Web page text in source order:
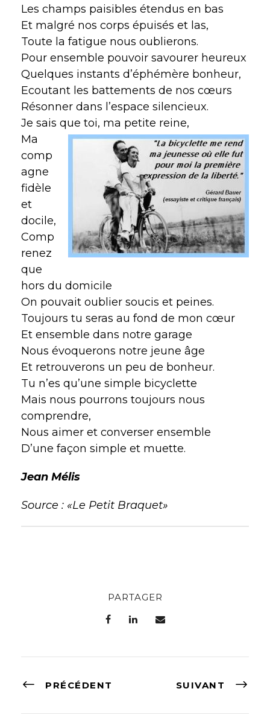
Les champs paisibles étendus en bas
Et malgré nos corps épuisés et las,
Toute la fatigue nous oublierons.
Pour ensemble pouvoir savourer heureux
Quelques instants d’éphémère bonheur,
Ecoutant les battements de nos cœurs
Résonner dans l’espace silencieux.
Je sais que toi, ma petite reine,
Ma
comp
agne
fidèle
et
docile,
Comp
renez
que
hors du domicile
On pouvait oublier soucis et peines.
Toujours tu seras au fond de mon cœur
Et ensemble dans notre garage
Nous évoquerons notre jeune âge
Et retrouverons un peu de bonheur.
Tu n’es qu’une simple bicyclette
Mais nous pourrons toujours nous
comprendre,
Nous aimer et converser ensemble
D’une façon simple et muette.
Jean Mélis
Source : «Le Petit Braquet»
PARTAGER
PRÉCÉDENT SUIVANT